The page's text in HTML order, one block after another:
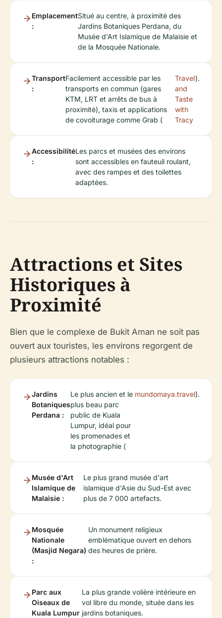
Emplacement
:
Situé au centre, à proximité des
Jardins Botaniques Perdana, du
Musée d'Art Islamique de Malaisie et
de la Mosquée Nationale.
Transport
:
Facilement accessible par les
transports en commun (gares
KTM, LRT et arrêts de bus à
proximité), taxis et applications
de covoiturage comme Grab (
Travel
and
Taste
with
Tracy
).
Accessibilité
:
Les parcs et musées des environs
sont accessibles en fauteuil roulant,
avec des rampes et des toilettes
adaptées.
Attractions et Sites
Historiques à
Proximité
Bien que le complexe de Bukit Aman ne soit pas
ouvert aux touristes, les environs regorgent de
plusieurs attractions notables :
Jardins
Botaniques
Perdana :
Le plus ancien et le
plus beau parc
public de Kuala
Lumpur, idéal pour
les promenades et
la photographie (
mundomaya.travel).
Musée d'Art
Islamique de
Malaisie :
Le plus grand musée d'art
islamique d'Asie du Sud-Est avec
plus de 7 000 artefacts.
Mosquée
Nationale
(Masjid Negara)
:
Un monument religieux
emblématique ouvert en dehors
des heures de prière.
Parc aux
Oiseaux de
Kuala Lumpur
La plus grande volière intérieure en
vol libre du monde, située dans les
jardins botaniques.